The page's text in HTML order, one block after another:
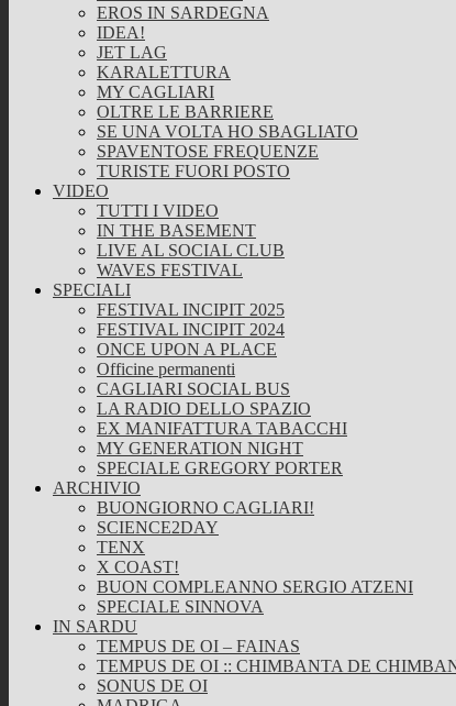
EROS IN SARDEGNA
IDEA!
JET LAG
KARALETTURA
MY CAGLIARI
OLTRE LE BARRIERE
SE UNA VOLTA HO SBAGLIATO
SPAVENTOSE FREQUENZE
TURISTE FUORI POSTO
VIDEO
TUTTI I VIDEO
IN THE BASEMENT
LIVE AL SOCIAL CLUB
WAVES FESTIVAL
SPECIALI
FESTIVAL INCIPIT 2025
FESTIVAL INCIPIT 2024
ONCE UPON A PLACE
Officine permanenti
CAGLIARI SOCIAL BUS
LA RADIO DELLO SPAZIO
EX MANIFATTURA TABACCHI
MY GENERATION NIGHT
SPECIALE GREGORY PORTER
ARCHIVIO
BUONGIORNO CAGLIARI!
SCIENCE2DAY
TENX
X COAST!
BUON COMPLEANNO SERGIO ATZENI
SPECIALE SINNOVA
IN SARDU
TEMPUS DE OI – FAINAS
TEMPUS DE OI :: CHIMBANTA DE
SONUS DE OI